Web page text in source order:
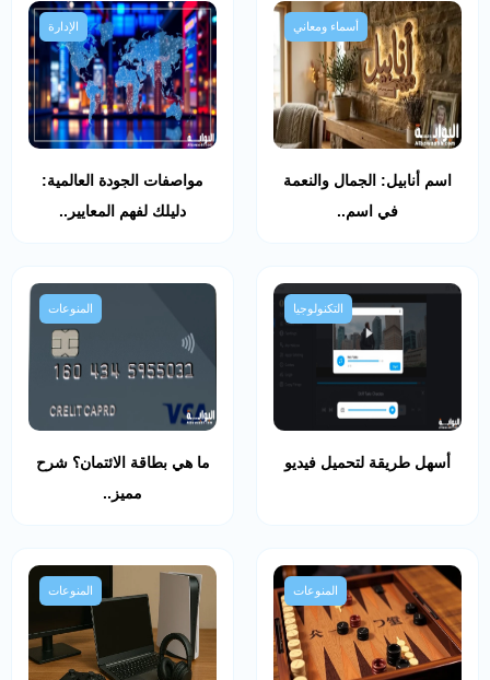
أسماء ومعاني
اسم أنابيل: الجمال والنعمة
في اسم..
الإدارة
مواصفات الجودة العالمية:
دليلك لفهم المعايير..
التكنولوجيا
أسهل طريقة لتحميل فيديو
المنوعات
ما هي بطاقة الائتمان؟ شرح
مميز..
المنوعات المنوعات